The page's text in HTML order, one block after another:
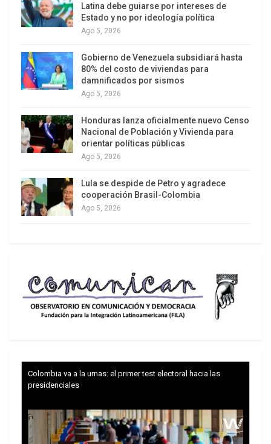
creación de sistemas de IA adaptados a las
particularidades lingüísticas y culturales de la
región”. CecilIA refuerza la independencia
tecnológica y promueve la diversidad cultural en
la inteligencia artificial cubana.
Latina debe guiarse por intereses de
Estado y no por ideología política
Ago 5, 2026
Gobierno de Venezuela subsidiará hasta
80% del costo de viviendas para
damnificados por sismos
Ago 5, 2026
Honduras lanza oficialmente nuevo Censo
Nacional de Población y Vivienda para
orientar políticas públicas
Ago 5, 2026
Lula se despide de Petro y agradece
cooperación Brasil-Colombia
Ago 5, 2026
Colombia va a la urnas: el primer test electoral hacia las
presidenciales